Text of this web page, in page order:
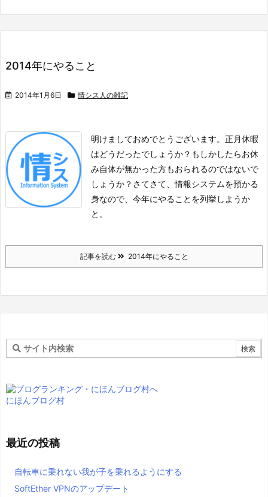
2014年にやること
2014年1月6日 情シス人の雑記
明けましておめでとうございます。 正月休暇
はどうだったでしょうか？もしかしたらお休
み自体が無かった方もおられるのではないで
しょうか？ さてさて、情報システムを預かる
身なので、今年にやることを列挙しようか
と。
記事を読む 2014年にやること
にほんブログ村
最近の投稿
自転車に乗れない我が子を乗れるようにする
SoftEther VPNのアップデート